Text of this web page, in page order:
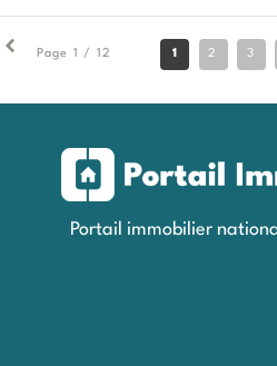
Page 1 / 12 1 2 3
Portail immobilier